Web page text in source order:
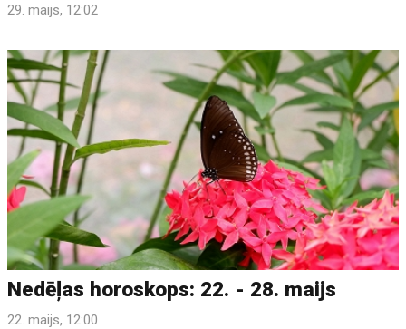
29. maijs, 12:02
Nedēļas horoskops: 22. - 28. maijs
22. maijs, 12:00